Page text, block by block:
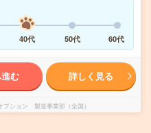
40代 50代 60代
む 詳しく見る
プション 製造事業部（全国）